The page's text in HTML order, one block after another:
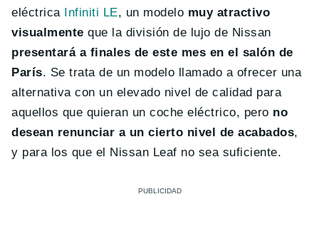
eléctrica Infiniti LE, un modelo muy atractivo
visualmente que la división de lujo de Nissan
presentará a finales de este mes en el salón de
París. Se trata de un modelo llamado a ofrecer una
alternativa con un elevado nivel de calidad para
aquellos que quieran un coche eléctrico, pero no
desean renunciar a un cierto nivel de acabados,
y para los que el Nissan Leaf no sea suficiente.